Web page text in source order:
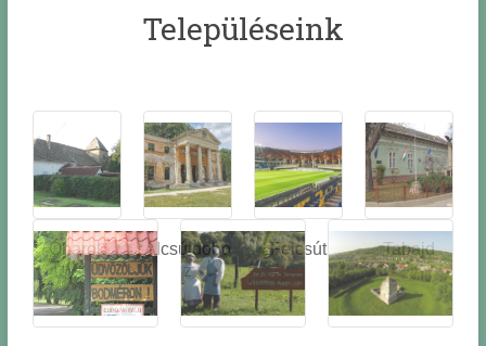
Településeink
Óbarok
Alcsútdobo
z
Felcsút Tabajd